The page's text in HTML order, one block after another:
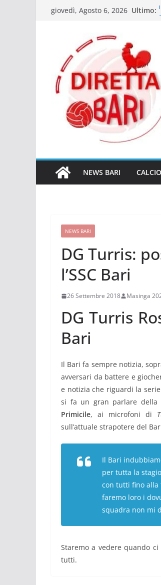
Saltagiovedì, Agosto 6, 2026 Ultimo:
NEWS BARI
NEWS BARI
DG Turris:
l’SSC Bari
26 Settembre 2018 Masinga
DG Turris
Bari
Il Bari fa sempre notizia,
avversari da battere e
e notizia che riguardi la
si fa un gran parlare della
Primicile, ai microfoni di
sull’attuale strapotere del
Il Bari
per tutta la
con tutti fino alla
faremo loro i
squadra non mi
Staremo a vedere quando
tutti.